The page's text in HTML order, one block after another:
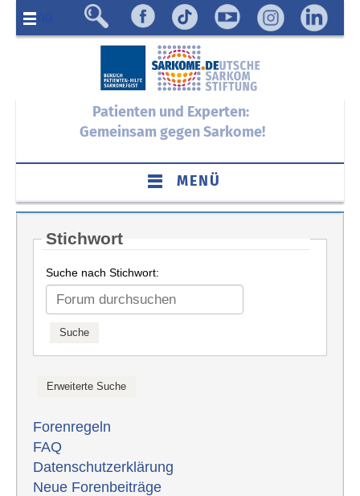
Menü
Patienten und Experten:
Gemeinsam gegen Sarkome!
MENÜ
Stichwort
Suche nach Stichwort:
Forenregeln
FAQ
Datenschutzerklärung
Neue Forenbeiträge